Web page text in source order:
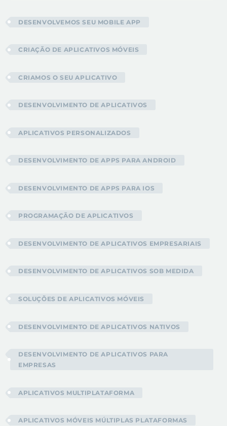
DESENVOLVEMOS SEU MOBILE APP
CRIAÇÃO DE APLICATIVOS MÓVEIS
CRIAMOS O SEU APLICATIVO
DESENVOLVIMENTO DE APLICATIVOS
APLICATIVOS PERSONALIZADOS
DESENVOLVIMENTO DE APPS PARA ANDROID
DESENVOLVIMENTO DE APPS PARA IOS
PROGRAMAÇÃO DE APLICATIVOS
DESENVOLVIMENTO DE APLICATIVOS EMPRESARIAIS
DESENVOLVIMENTO DE APLICATIVOS SOB MEDIDA
SOLUÇÕES DE APLICATIVOS MÓVEIS
DESENVOLVIMENTO DE APLICATIVOS NATIVOS
DESENVOLVIMENTO DE APLICATIVOS PARA
EMPRESAS
APLICATIVOS MULTIPLATAFORMA
APLICATIVOS MÓVEIS MÚLTIPLAS PLATAFORMAS